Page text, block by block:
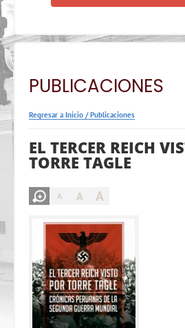
PUBLICACIONES
Regresar a Inicio /Publicaciones
EL TERCER REICH
TORRE TAGLE
A A A